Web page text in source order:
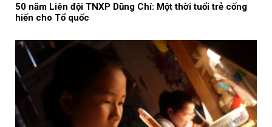
50 năm Liên đội TNXP Dũng Chí: Một thời tuổi trẻ cống
hiến cho Tổ quốc